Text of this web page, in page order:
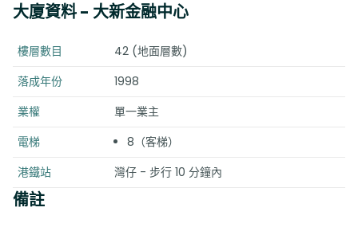
大廈資料- 大新金融中心
樓層數目
42 (地面層數)
落成年份
1998
業權
單一業主
電梯
8（客梯）
港鐵站
灣仔 - 步行 10 分鐘內
備註